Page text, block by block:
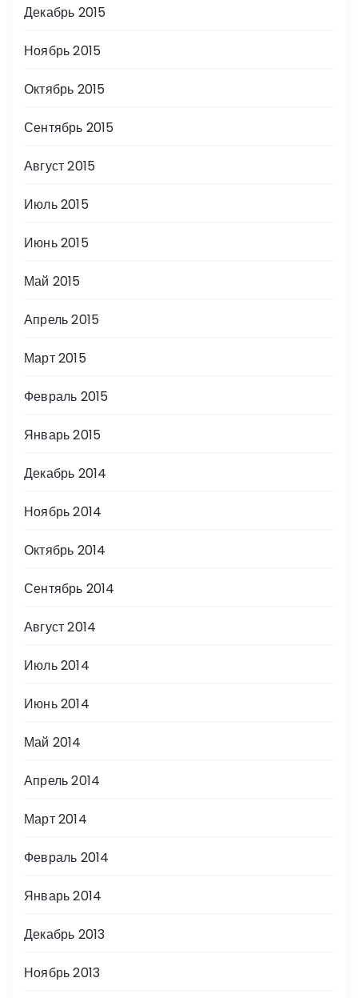
Декабрь 2015
Ноябрь 2015
Октябрь 2015
Сентябрь 2015
Август 2015
Июль 2015
Июнь 2015
Май 2015
Апрель 2015
Март 2015
Февраль 2015
Январь 2015
Декабрь 2014
Ноябрь 2014
Октябрь 2014
Сентябрь 2014
Август 2014
Июль 2014
Июнь 2014
Май 2014
Апрель 2014
Март 2014
Февраль 2014
Январь 2014
Декабрь 2013
Ноябрь 2013